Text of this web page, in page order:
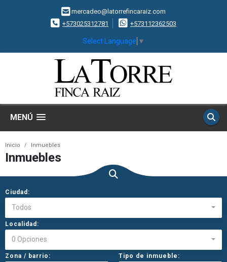
mercadeo@latorrefincaraiz.com
+573025312781
+573112362503
Select Language ▼
MENÚ
Inicio Inmuebles
Inmuebles
Ciudad:
Todos
Localidad:
0 Opciones
Zona / barrio: Tipo de inmueble: